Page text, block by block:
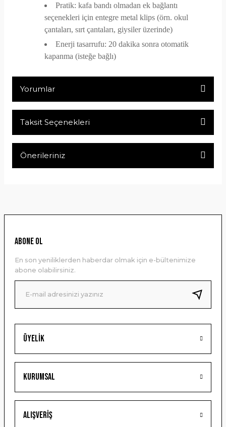
Pratik: kafa bandı olmadan ek bağlantı
seçenekleri için entegre metal klips (örn. okul
çantaları, sırt çantaları, giysiler üzerinde)
Enerji tasarrufu: 20 dakika sonra otomatik
kapanma (isteğe bağlı)
Yorumlar
Taksit Seçenekleri
Önerileriniz
Ürün resmi kalitesiz, bozuk veya görüntülenemiyor.
Ürün bilgilerinde hatalar bulunuyor.
Ürün fiyatı diğer sitelerden daha pahalı.
Bu ürüne benzer farklı alternatifler olmalı.
Üyelik
Kurumsal
Alışveriş
ABONE OL
En son yeniliklerden haberdar olmak için e-bültenimize
abone olabilirsiniz.